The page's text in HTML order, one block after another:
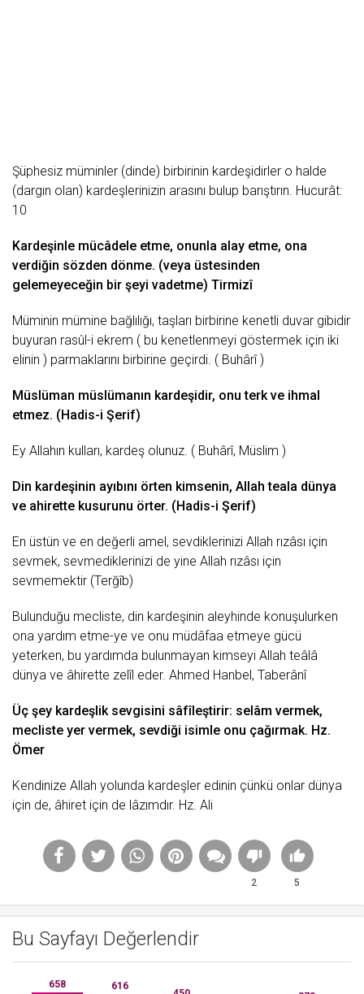
Şüphesiz müminler (dinde) birbirinin kardeşidirler o halde
(dargın olan) kardeşlerinizin arasını bulup barıştırın. Hucurât:
10
Kardeşinle mücâdele etme, onunla alay etme, ona
verdiğin sözden dönme. (veya üstesinden
gelemeyeceğin bir şeyi vadetme) Tirmizî
Müminin mümine bağlılığı, taşları birbirine kenetli duvar gibidir
buyuran rasûl-i ekrem ( bu kenetlenmeyi göstermek için iki
elinin ) parmaklarını birbirine geçirdi. ( Buhârî )
Müslüman müslümanın kardeşidir, onu terk ve ihmal
etmez. (Hadis-i Şerif)
Ey Allahın kulları, kardeş olunuz. ( Buhârî, Müslim )
Din kardeşinin ayıbını örten kimsenin, Allah teala dünya
ve ahirette kusurunu örter. (Hadis-i Şerif)
En üstün ve en değerli amel, sevdiklerinizi Allah rızâsı için
sevmek, sevmediklerinizi de yine Allah rızâsı için
sevmemektir (Terğîb)
Bulunduğu mecliste, din kardeşinin aleyhinde konuşulurken
ona yardım etme-ye ve onu müdâfaa etmeye gücü
yeterken, bu yardımda bulunmayan kimseyi Allah teâlâ
dünya ve âhirette zelîl eder. Ahmed Hanbel, Taberânî
Üç şey kardeşlik sevgisini sâfîleştirir: selâm vermek,
mecliste yer vermek, sevdiği isimle onu çağırmak. Hz.
Ömer
Kendinize Allah yolunda kardeşler edinin çünkü onlar dünya
için de, âhiret için de lâzımdır. Hz. Ali
2 5
Bu Sayfayı Değerlendir
658 616